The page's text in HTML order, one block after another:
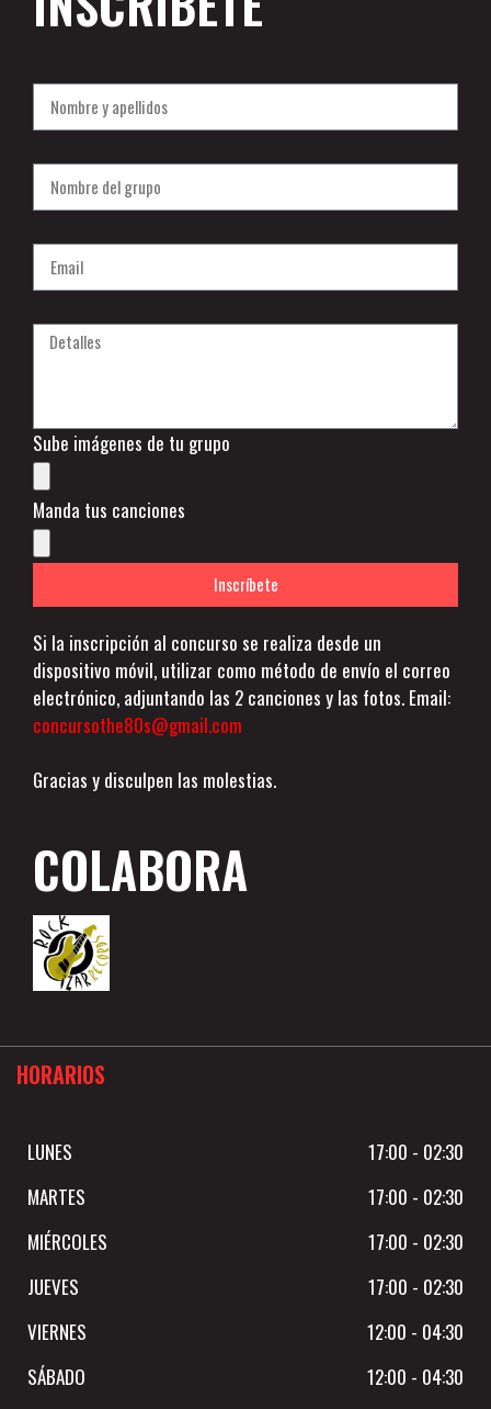
Sube imágenes de tu grupo
Manda tus canciones
Inscríbete
Si la inscripción al concurso se realiza desde un
dispositivo móvil, utilizar como método de envío el correo
electrónico, adjuntando las 2 canciones y las fotos. Email:
concursothe80s@gmail.com
Gracias y disculpen las molestias.
COLABORA
HORARIOS
LUNES
17:00 - 02:30
MARTES
17:00 - 02:30
MIÉRCOLES
17:00 - 02:30
JUEVES
17:00 - 02:30
VIERNES
12:00 - 04:30
SÁBADO
12:00 - 04:30